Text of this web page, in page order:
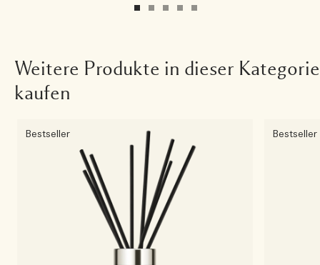
Weitere Produkte in dieser Kategorie
kaufen
Bestseller Bestseller